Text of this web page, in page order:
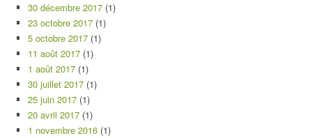
30 décembre 2017 (1)
23 octobre 2017 (1)
5 octobre 2017 (1)
11 août 2017 (1)
1 août 2017 (1)
30 juillet 2017 (1)
25 juin 2017 (1)
20 avril 2017 (1)
1 novembre 2016 (1)